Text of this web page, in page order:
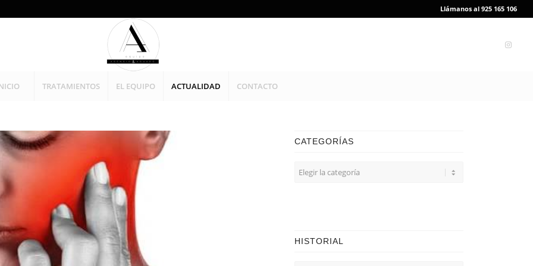
Llámanos al 925 165 106
TRATAMIENTOS EL EQUIPO ACTUALIDAD CONTACTO
CATEGORÍAS
CATEGORÍAS
HISTORIAL